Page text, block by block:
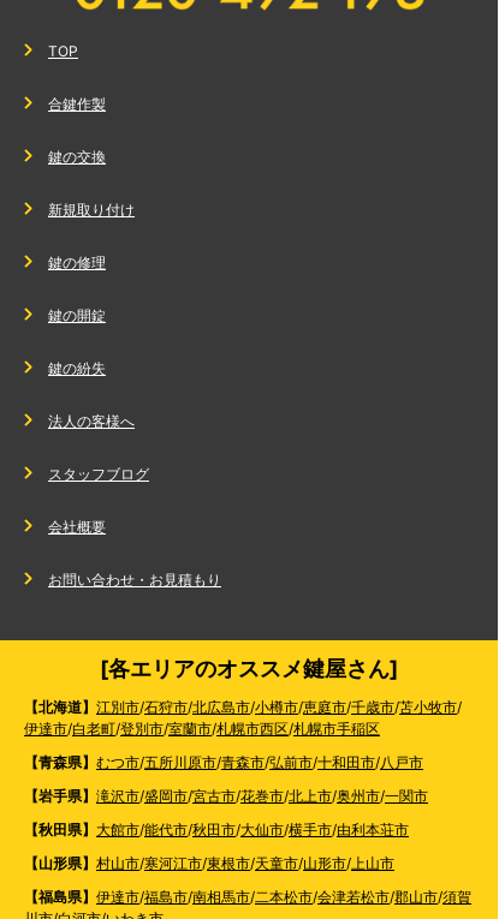
TOP
合鍵作製
鍵の交換
新規取り付け
鍵の修理
鍵の開錠
鍵の紛失
法人の客様へ
スタッフブログ
会社概要
お問い合わせ・お見積もり
[各エリアのオススメ鍵屋さん]
【北海道】 江別市/石狩市/北広島市/小樽市/恵庭市/千歳市/苫小牧市/
伊達市/白老町/登別市/室蘭市/札幌市西区/札幌市手稲区
【青森県】 むつ市/五所川原市/青森市/弘前市/十和田市/八戸市
【岩手県】 滝沢市/盛岡市/宮古市/花巻市/北上市/奥州市/一関市
【秋田県】 大館市/能代市/秋田市/大仙市/横手市/由利本荘市
【山形県】 村山市/寒河江市/東根市/天童市/山形市/上山市
【福島県】 伊達市/福島市/南相馬市/二本松市/会津若松市/郡山市/須賀